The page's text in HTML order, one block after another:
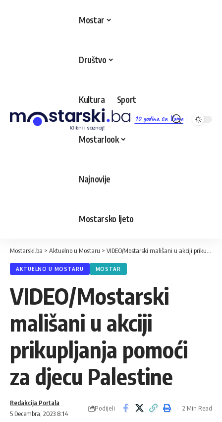
10 godina sa Vama
Mostar
Društvo
Kultura Sport
Mostarlook
Najnovije
Mostarsko ljeto
Mostarski.ba > Aktuelno u Mostaru > VIDEO/Mostarski mališani u akciji prikupljanja pomoći za djecu Palestine
AKTUELNO U MOSTARU MOSTAR
VIDEO/Mostarski
mališani u akciji
prikupljanja pomoći
za djecu Palestine
5 Decembra, 2023 8:14
Redakcija Portala
Podijeli 2 Min Read